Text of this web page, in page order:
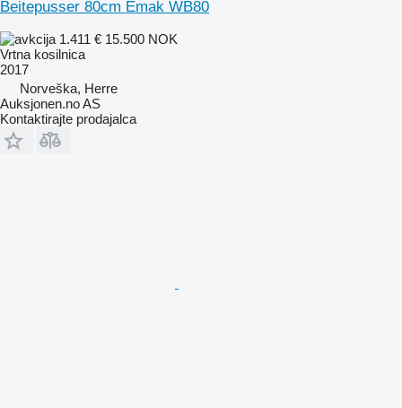
Beitepusser 80cm Emak WB80
1.411 € 15.500 NOK
Vrtna kosilnica
2017
Norveška, Herre
Auksjonen.no AS
Kontaktirajte prodajalca